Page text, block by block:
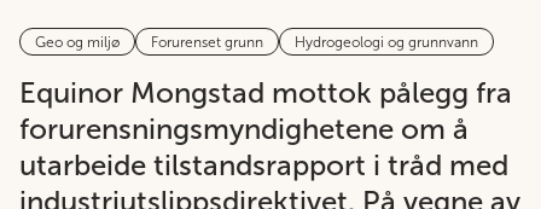
Geo og miljø Forurenset grunn Hydrogeologi og grunnvann
Equinor Mongstad mottok pålegg fra
forurensningsmyndighetene om å
utarbeide tilstandsrapport i tråd med
industriutslippsdirektivet. På vegne av